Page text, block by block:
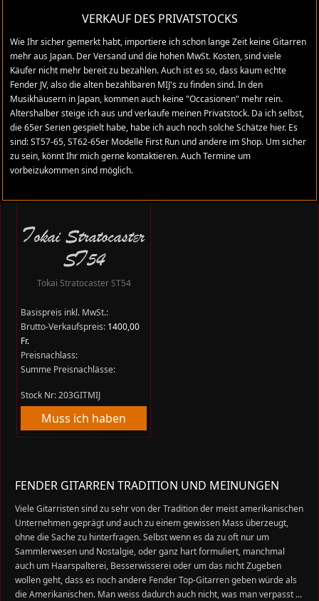
Tokai Stratocaster
ST54
Tokai Stratocaster ST54
Basispreis inkl. MwSt.:
Brutto-Verkaufspreis: 1400,00
Fr.
Preisnachlass:
Summe Preisnachlässe:
Stock Nr: 203GITMIJ
Muss ich haben
FENDER GITARREN TRADITION UND MEINUNGEN
Viele Gitarristen sind zu sehr von der Tradition der meist amerikanischen
Unternehmen geprägt und auch zu einem gewissen Mass überzeugt,
ohne die Sache zu hinterfragen. Selbst wenn es da zu oft nur um
Sammlerwesen und Nostalgie, oder ganz hart formuliert, manchmal
auch um Haarspalterei, Besserwisserei oder um das nicht Zugeben
wollen geht, dass es noch andere Fender Top-Gitarren geben würde als
die Amerikanischen. Man weiss dadurch auch nicht, was man verpasst ...
VERKAUF DES PRIVATSTOCKS
Wie Ihr sicher gemerkt habt, importiere ich schon lange Zeit keine Gitarren
mehr aus Japan. Der Versand und die hohen MwSt. Kosten, sind viele
Käufer nicht mehr bereit zu bezahlen. Auch ist es so, dass kaum echte
Fender JV, also die alten bezahlbaren MIJ's zu finden sind. In den
Musikhäusern in Japan, kommen auch keine "Occasionen" mehr rein.
Altershalber steige ich aus und verkaufe meinen Privatstock. Da ich selbst,
die 65er Serien gespielt habe, habe ich auch noch solche Schätze hier. Es
sind: ST57-65, ST62-65er Modelle First Run und andere im Shop. Um sicher
zu sein, könnt Ihr mich gerne kontaktieren. Auch Termine um
vorbeizukommen sind möglich.